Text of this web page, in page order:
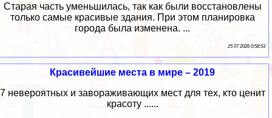
Старая часть уменьшилась, так как были восстановлены
только самые красивые здания. При этом планировка
города была изменена. ...
25 07 2026 0:58:53
Красивейшие места в мире – 2019
7 невероятных и завораживающих мест для тех, кто ценит
красоту ......